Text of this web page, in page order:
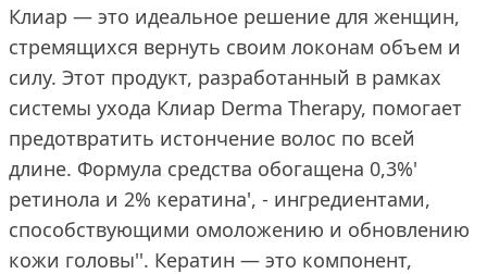
Клиар — это идеальное решение для женщин,
стремящихся вернуть своим локонам объем и
силу. Этот продукт, разработанный в рамках
системы ухода Клиар Derma Therapy, помогает
предотвратить истончение волос по всей
длине. Формула средства обогащена 0,3%'
ретинола и 2% кератина', - ингредиентами,
способствующими омоложению и обновлению
кожи головы''. Кератин — это компонент,